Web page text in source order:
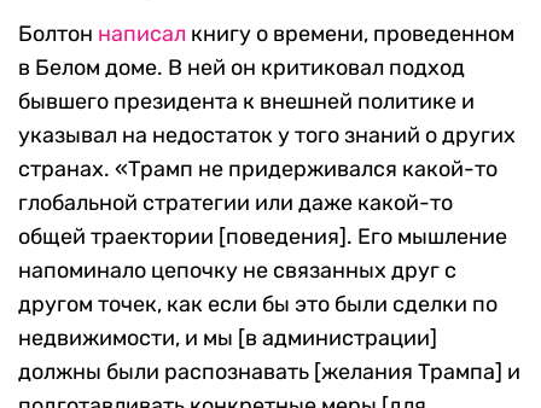
Болтон написал книгу о времени, проведенном
в Белом доме. В ней он критиковал подход
бывшего президента к внешней политике и
указывал на недостаток у того знаний о других
странах. «Трамп не придерживался какой-то
глобальной стратегии или даже какой-то
общей траектории [поведения]. Его мышление
напоминало цепочку не связанных друг с
другом точек, как если бы это были сделки по
недвижимости, и мы [в администрации]
должны были распознавать [желания Трампа] и